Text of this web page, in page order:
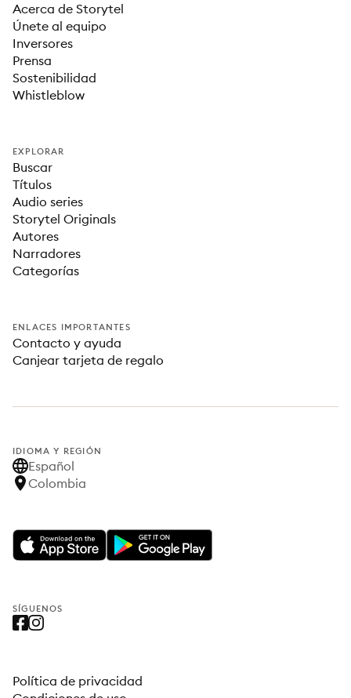
Acerca de Storytel
Únete al equipo
Inversores
Prensa
Sostenibilidad
Whistleblow
EXPLORAR
Buscar
Títulos
Audio series
Storytel Originals
Autores
Narradores
Categorías
ENLACES IMPORTANTES
Contacto y ayuda
Canjear tarjeta de regalo
IDIOMA Y REGIÓN
Español
Colombia
SÍGUENOS
Política de privacidad